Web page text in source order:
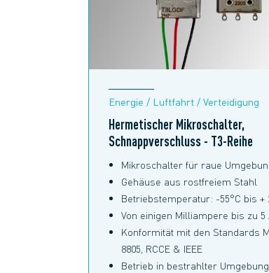
Energie / Luftfahrt / Verteidigung
Hermetischer Mikroschalter,
Schnappverschluss - T3-Reihe
Mikroschalter für raue
Gehäuse aus rostfreiem Stahl
Betriebstemperatur: -55°C bis +
Von einigen Milliampere bis zu 5
Konformität mit den Standards
8805, RCCE & IEEE
Betrieb in bestrahlter Umgebung